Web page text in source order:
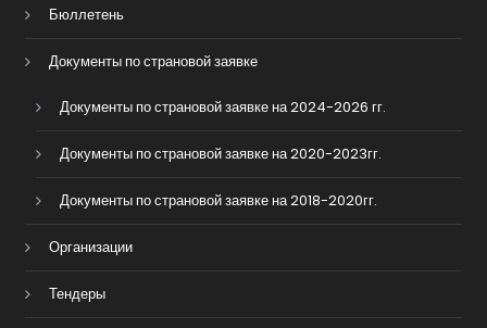
Бюллетень
Документы по страновой заявке
Документы по страновой заявке на 2024-2026 гг.
Документы по страновой заявке на 2020-2023гг.
Документы по страновой заявке на 2018-2020гг.
Организации
Тендеры